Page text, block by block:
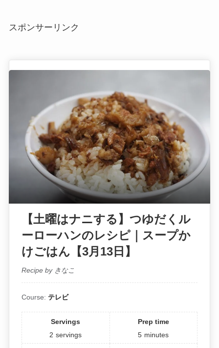
スポンサーリンク
【土曜はナニする】つゆだくル
ーローハンのレシピ｜スープか
けごはん【3月13日】
Recipe by きなこ
Course: テレビ
Servings
2 servings
Prep time
5 minutes